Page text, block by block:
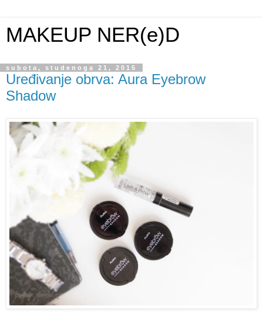
MAKEUP NER(e)D
subota, studenoga 21, 2015
Uređivanje obrva: Aura Eyebrow
Shadow